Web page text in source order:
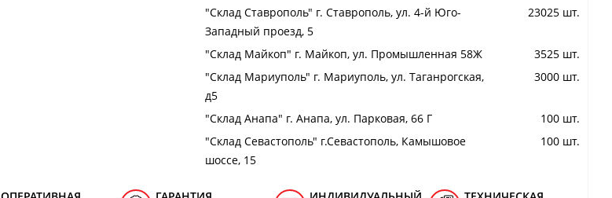
"Cклад Ставрополь" г. Ставрополь, ул. 4-й Юго-
Западный проезд, 5
23025 шт.
"Cклад Майкоп" г. Майкоп, ул. Промышленная 58Ж
3525 шт.
"Cклад Мариуполь" г. Мариуполь, ул. Таганрогская,
д5
3000 шт.
"Cклад Анапа" г. Анапа, ул. Парковая, 66 Г
100 шт.
"Cклад Севастополь" г.Севастополь, Камышовое
шоссе, 15
100 шт.